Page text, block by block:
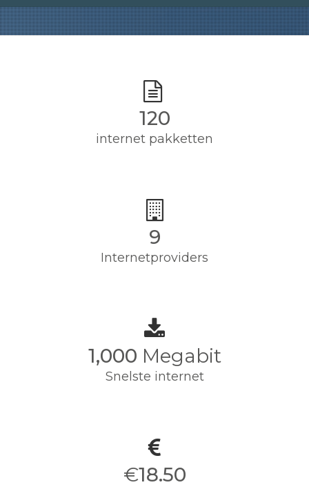
120
internet pakketten
9
Internetproviders
1,000 Megabit
Snelste internet
€18.50